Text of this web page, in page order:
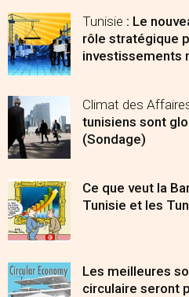
Tunisie : Le
rôle stratégique
investissements
Climat des
tunisiens sont
(Sondage)
Ce que veut la
Tunisie et les
Les meilleures
circulaire seront